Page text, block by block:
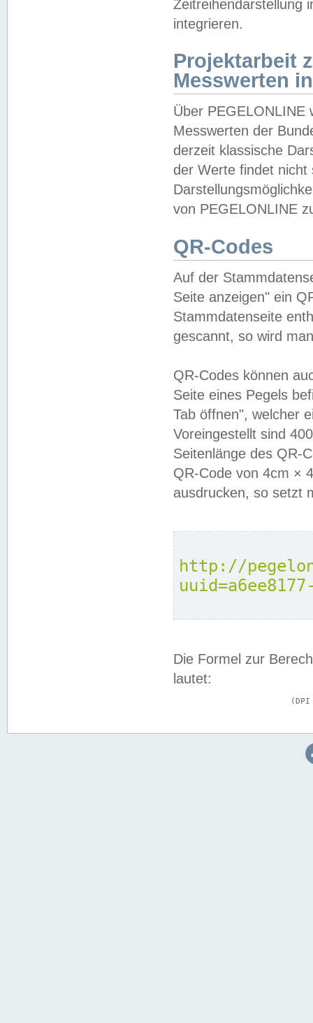
Zeitreihendarstellung
integrieren.
Projektarbeit
Messwerten
Über PEGELONLINE
Messwerten der
derzeit klassische
der Werte findet
von PEGELONLINE
QR-Codes
Auf der
Seite anzeigen" ein
Stammdatenseite
gescannt, so wird
QR-Codes können
Seite eines Pegels
Tab öffnen", welcher
Voreingestellt sind
Seitenlänge des QR-
QR-Code von 4cm ×
ausdrucken, so setzt
http://
Die Formel zur
lautet: